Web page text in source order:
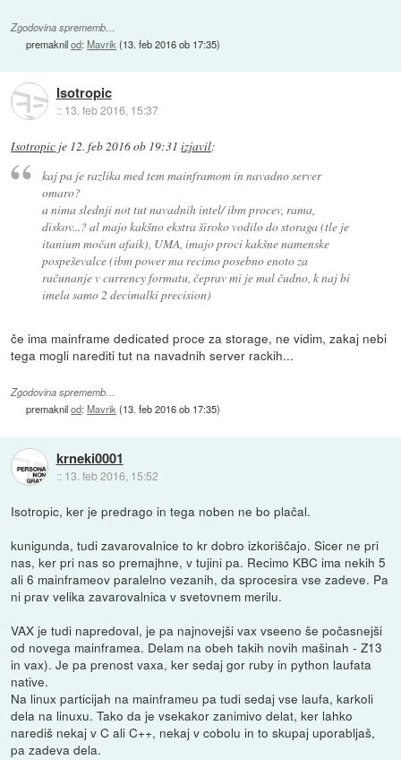
Zgodovina sprememb…
premaknilod:Mavrik (13. feb 2016 ob 17:35)
Isotropic
:: 13. feb 2016, 15:37
Isotropic je 12. feb 2016 ob 19:31 izjavil:
kaj pa je razlika med tem mainframom in navadno server
omaro?
a nima slednji not tut navadnih intel/ ibm procev, rama,
diskov...? al majo kakšno ekstra široko vodilo do storaga (tle je
itanium močan afaik), UMA, imajo proci kakšne namenske
pospeševalce (ibm power ma recimo posebno enoto za
računanje v currency formatu, čeprav mi je mal čudno, k naj bi
imela samo 2 decimalki precision)
če ima mainframe dedicated proce za storage, ne vidim, zakaj nebi
tega mogli narediti tut na navadnih server rackih...
Zgodovina sprememb…
premaknilod:Mavrik(13. feb 2016 ob 17:35)
krneki0001
:: 13. feb 2016, 15:52
Isotropic, ker je predrago in tega noben ne bo plačal.
kunigunda, tudi zavarovalnice to kr dobro izkoriščajo. Sicer ne pri
nas, ker pri nas so premajhne, v tujini pa. Recimo KBC ima nekih 5
ali 6 mainframeov paralelno vezanih, da sprocesira vse zadeve. Pa
ni prav velika zavarovalnica v svetovnem merilu.
VAX je tudi napredoval, je pa najnovejši vax vseeno še počasnejši
od novega mainframea. Delam na obeh takih novih mašinah - Z13
in vax). Je pa prenost vaxa, ker sedaj gor ruby in python laufata
native.
Na linux particijah na mainframeu pa tudi sedaj vse laufa, karkoli
dela na linuxu. Tako da je vsekakor zanimivo delat, ker lahko
narediš nekaj v C ali C++, nekaj v cobolu in to skupaj uporabljaš,
pa zadeva dela.